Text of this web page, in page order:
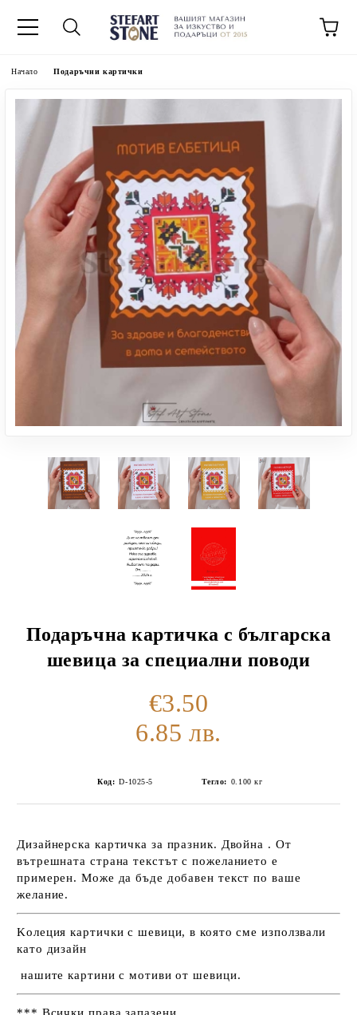
Начало Подаръчни картички
Подаръчна картичка с българска
шевица за специални поводи
€3.50
6.85 лв.
Код: D-1025-5 Тегло: 0.100 кг
Дизайнерска картичка за празник. Двойна . От
вътрешната страна текстът с пожеланието е
примерен. Може да бъде добавен текст по ваше
желание.
Kолеция картички с шевици, в която сме използвали
като дизайн
нашите картини с мотиви от шевици.